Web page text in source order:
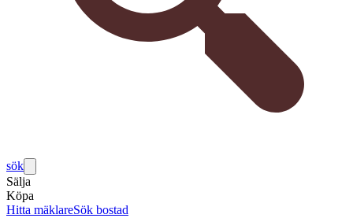
sök
Sälja
Köpa
Hitta mäklareSök bostad